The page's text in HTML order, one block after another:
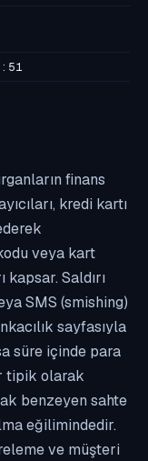
finans
kredi kartı
veya kart
kapsar. Saldırı
SMS (smishing)
sayfasıyla
süre içinde para
tipik olarak
benzeyen sahte
eğilimindedir.
ve müşteri